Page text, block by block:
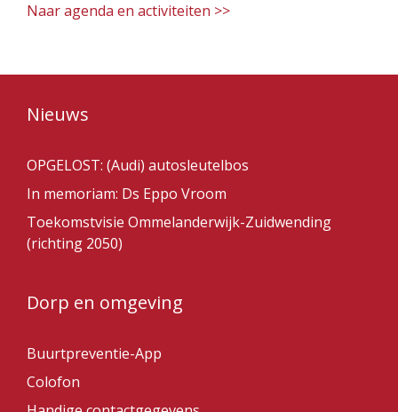
Naar agenda en activiteiten >>
Nieuws
OPGELOST: (Audi) autosleutelbos
In memoriam: Ds Eppo Vroom
Toekomstvisie Ommelanderwijk-Zuidwending
(richting 2050)
Dorp en omgeving
Buurtpreventie-App
Colofon